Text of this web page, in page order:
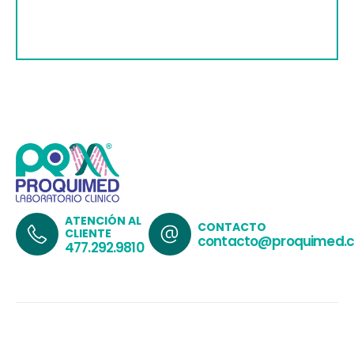
ATENCIÓN AL
CLIENTE
477.292.9810
CONTACTO